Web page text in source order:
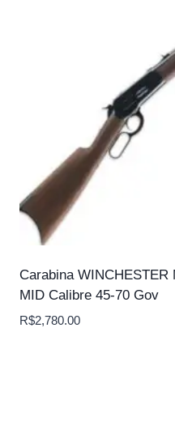
Carabina WINCHESTER
MID Calibre 45-70 Gov
R$2,780.00